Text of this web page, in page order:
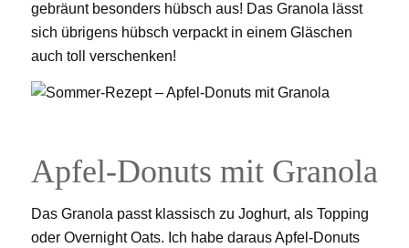
gebräunt besonders hübsch aus! Das Granola lässt
sich übrigens hübsch verpackt in einem Gläschen
auch toll verschenken!
Apfel-Donuts mit Granola
Das Granola passt klassisch zu Joghurt, als Topping
oder Overnight Oats. Ich habe daraus Apfel-Donuts